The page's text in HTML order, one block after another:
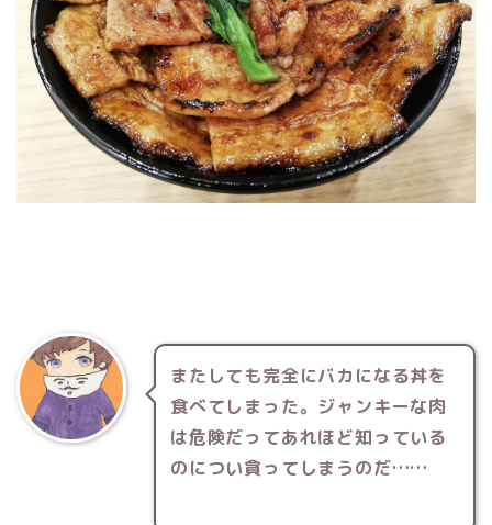
またしても完全にバカになる丼を
食べてしまった。ジャンキーな肉
は危険だってあれほど知っている
のについ貪ってしまうのだ……